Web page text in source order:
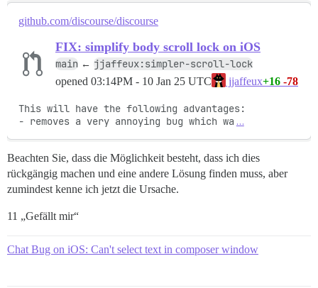
github.com/discourse/discourse
FIX: simplify body scroll lock on iOS
main ← jjaffeux:simpler-scroll-lock
opened 03:14PM - 10 Jan 25 UTC jjaffeux+16 -78
This will have the following advantages:
- removes a very annoying bug which wa …
Beachten Sie, dass die Möglichkeit besteht, dass ich dies
rückgängig machen und eine andere Lösung finden muss, aber
zumindest kenne ich jetzt die Ursache.
11 „Gefällt mir“
Chat Bug on iOS: Can't select text in composer window